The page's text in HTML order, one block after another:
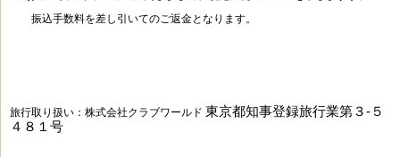
振込手数料を差し引いてのご返金となります。
旅行取り扱い：株式会社クラブワールド 東京都知事登録旅行業第３- ５
４８１号